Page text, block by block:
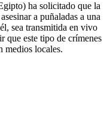
ha solicitado que la
a puñaladas a una
sea transmitida en vivo
que este tipo de crímenes
medios locales.